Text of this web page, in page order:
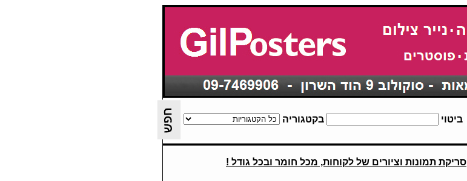
ביטוי בקטגוריה
סריקת תמונות וציורים של לקוחות, מכל חומר ובכל גודל !